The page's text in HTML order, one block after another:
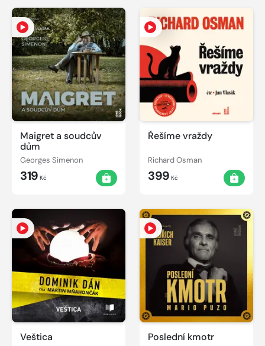
Maigret a soudcův
dům
Georges Simenon
319 Kč
Řešíme vraždy
Richard Osman
399 Kč
Veštica Poslední kmotr